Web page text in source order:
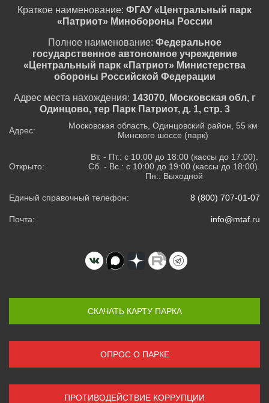
Краткое наименование: ФГАУ «Центральный парк
«Патриот» Минобороны России
Полное наименование: Федеральное
государственное автономное учреждение
«Центральный парк «Патриот» Министерства
обороны Российской Федерации
Адрес места нахождения: 143070, Московская обл, г
Одинцово, тер Парк Патриот, д. 1, стр. 3
Адрес:
Московская область, Одинцовский район, 55 км
Минского шоссе (парк)
Открыто:
Вт. - Пт.: с 10:00 до 18:00 (кассы до 17:00).
Сб. - Вс.: с 10:00 до 19:00 (кассы до 18:00).
Пн.: Выходной
Единый справочный телефон: 8 (800) 707-01-07
Почта: info@mtaf.ru
СКАЧАТЬ КАРТУ ПАРКА
ОПРОС О ПАРКЕ
ПРОТИВОДЕЙСТВИЕ КОРРУПЦИИ